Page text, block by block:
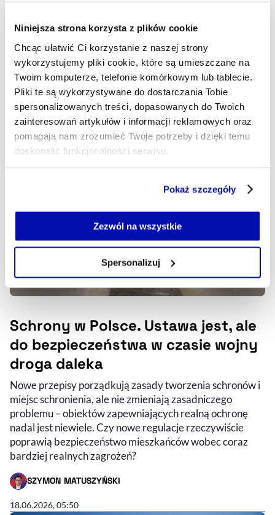
Niniejsza strona korzysta z plików cookie
Chcąc ułatwić Ci korzystanie z naszej strony
wykorzystujemy pliki cookie, które są umieszczane na
Twoim komputerze, telefonie komórkowym lub tablecie.
Pliki te są wykorzystywane do dostarczania Tobie
spersonalizowanych treści, dopasowanych do Twoich
zainteresowań artykułów i informacji reklamowych oraz
pomagają nam zrozumieć Twoje potrzeby i dzięki temu
doskonalić funkcjonalności serwisu.
Jeżeli nie wyrażasz zgody na zapisywanie plików cookie,
możesz łatwo zarządzać swoimi uprawnieniami, np. we
własnej przeglądarce internetowej lub po wybraniu opcji
naszejPolityce Prywatności.
Pokaż szczegóły
Zezwól na wszystkie
Spersonalizuj
tłumaczą, dlaczego wybór lokatora w Polsce wciąż
przypomina grę w ciemno. Startup zaufanylokator.pl
wprowadza certyfikat wiarygodności oceniany przez
analityka, a nie algorytm.
SZYMON MATUSZYŃSKI
- AUTOR ARTYKUŁU - PROFIL
22.06.2026, 05:30
Schrony w Polsce. Ustawa jest, ale
do bezpieczeństwa w czasie wojny
droga daleka
Nowe przepisy porządkują zasady tworzenia schronów i
miejsc schronienia, ale nie zmieniają zasadniczego
problemu – obiektów zapewniających realną ochronę
nadal jest niewiele. Czy nowe regulacje rzeczywiście
poprawią bezpieczeństwo mieszkańców wobec coraz
bardziej realnych zagrożeń?
SZYMON MATUSZYŃSKI
- AUTOR ARTYKUŁU - PROFIL
18.06.2026, 05:50